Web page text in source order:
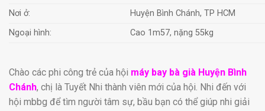
Nơi ở:
Huyện Bình Chánh, TP HCM
Ngoại hình:
Cao 1m57, nặng 55kg
Chào các phi công trẻ của hội máy bay bà già Huyện Bình
Chánh, chị là Tuyết Nhi thành viên mới của hội. Nhi đến với
hội mbbg để tìm người tâm sự, bầu bạn có thể giúp nhi giải